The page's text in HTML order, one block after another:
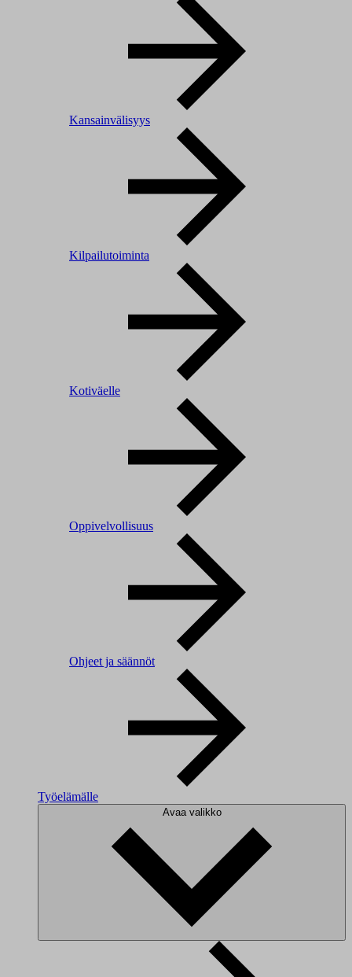
Kansainvälisyys
Kilpailutoiminta
Kotiväelle
Oppivelvollisuus
Ohjeet ja säännöt
Työelämälle
Avaa valikko